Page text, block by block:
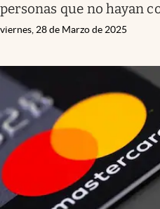
personas que no hayan
viernes, 28 de Marzo de 2025